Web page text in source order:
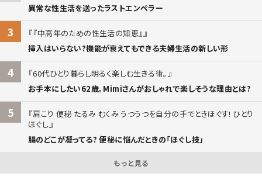
異常な性生活を送ったラストエンペラー
3
『中高年のための性生活の知恵』
挿入はいらない?機能が衰えてもできる夫婦生活の新しい形
4
60代ひとり暮らし明るく楽しむ生きる術。
お手本にしたい62歳。Mimiさんがおしゃれで楽しそうな理由とは?
5
肩こり 便秘 たるみ むくみ うつうつを自分の手でときほぐす! ひとり
ほぐし
腸のどこが凝ってる? 便秘に悩んだときの「ほぐし技」
もっと見る